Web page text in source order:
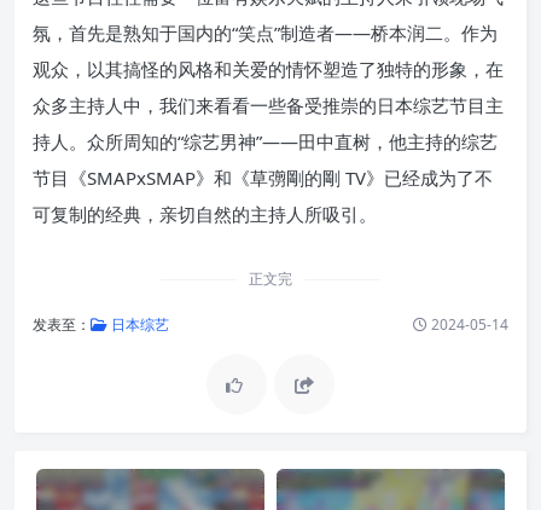
氛，首先是熟知于国内的“笑点”制造者——桥本润二。作为
观众，以其搞怪的风格和关爱的情怀塑造了独特的形象，在
众多主持人中，我们来看看一些备受推崇的日本综艺节目主
持人。众所周知的“综艺男神”——田中直树，他主持的综艺
节目《SMAPxSMAP》和《草彅剛的剛 TV》已经成为了不
可复制的经典，亲切自然的主持人所吸引。
正文完
发表至： 日本综艺 2024-05-14